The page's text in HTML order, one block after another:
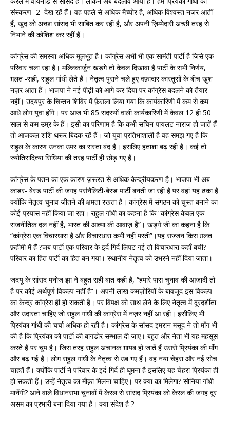
संस्करण -2 देख रहें हैं। वह पहले से अधिक मैच्योर है, अधिक विश्वस्त नज़र आतीं
हैं, खुद को अच्छा सांसद भी साबित कर रहीं है, और अपनी ज़िम्मेदारी अच्छी तरह से
निभाने की कोशिश कर रहीं हैं।
कांग्रेस की समस्या अधिक मूलभूत है। कांग्रेस अभी भी एक सामंती पार्टी है जिसे एक
परिवार चला रहा है। मल्लिकार्जुन खड़गे तो केवल दिखावा है पार्टी के सभी निर्णय,
ग़लत -सही, राहुल गांधी लेते हैं। नेतृत्व पुराने चले हुए वफ़ादार कारतूसों के बीच खुश
नज़र आता हैं। भाजपा ने नई पीढ़ी को आगे कर दिया पर कांग्रेस बदलने को तैयार
नहीं। उदयपुर के चिन्तन शिविर में फ़ैसला लिया गया कि कार्यकारिणी में कम से कम
आधे लोग युवा होंगे। पर आज भी 85 सदस्यों वाली कार्यकारिणी में केवल 12 ही 50
साल से कम उम्र के हैं। इसी का परिणाम है कि कभी सचिन पायलट नाराज़ हो जातें हैं
तो आजकल शशि थरूर बिदक रहें हैं। जो युवा प्रतिभाशाली है वह समझ गए है कि
राहुल के कारण उनका उपर का रास्ता बंद है। इसलिए हताशा बढ़ रही है। कई तो
ज्योतिरादित्या सिंधिया की तरह पार्टी ही छोड़ गए हैं।
कांग्रेस के पतन का एक कारण ज़रूरत से अधिक केन्द्रीयकरण है। भाजपा भी अब
काडर- बेस्ड पार्टी की जगह पर्सनैलिटी-बेस्ड पार्टी बनती जा रही है पर वहां यह ढका है
क्योंकि नेतृत्व चुनाव जीतने की क्षमता रखता है। कांग्रेस में संगठन को चुस्त बनाने का
कोई प्रयास नहीं किया जा रहा। राहुल गांधी का कहना है कि “कांग्रेस केवल एक
राजनीतिक दल नहीं है, भारत की आत्मा की आवाज़ है”। खड़गे जी का कहना है कि
“कांग्रेस एक विचारधारा है और विचारधारा कभी नहीं मरती”।यह सज्जन किस ग़लत
फ़हीमी में हैं ?जब पार्टी एक परिवार के इर्द गिर्द लिपट गई तो विचारधारा कहाँ बची?
परिवार का हित पार्टी का हित बन गया। स्थानीय नेतृत्व को उभरने नहीं दिया जाता।
जदयू के सांसद मनोज झा ने बहुत सही बात कही है, “हमारे पास चुनाव की आज़ादी तो
है पर कोई अर्थपूर्ण विकल्प नहीं है”। अपनी लाख कमज़ोरियों के बावजूद इस विकल्प
का केन्द्र कांग्रेस ही हो सकती है। पर विपक्ष को साथ लेने के लिए नेतृत्व में दूरदर्शीता
और उदारता चाहिए जो राहुल गांधी की कांग्रेस में नज़र नहीं आ रही। इसीलिए भी
प्रियंका गांधी की चर्चा अधिक हो रही है। कांग्रेस के सांसद इमरान मसूद ने तो माँग भी
की है कि प्रियंका को पार्टी की बागडोर सम्भाल दी जाए। बहुत और नेता भी यह महसूस
करते हैं पर चुप है। जिस तरह राहुल अचानक ग़ायब हो जातें हैं उससे प्रियंका की माँग
और बढ़ गई है। लोग राहुल गांधी के नेतृत्व से उब गए हैं। वह नया चेहरा और नई सोच
चाहतें हैं। क्योंकि पार्टी ने परिवार के इर्द-गिर्द ही घूमना है इसलिए यह चेहरा प्रियंका ही
हो सकती हैं। उन्हें नेतृत्व का मौक़ा मिलना चाहिए। पर क्या का मिलेगा? सोनिया गांधी
मानेंगीं? आने वाले विधानसभा चुनावों में केरल से सांसद प्रियंका को केरल की जगह दूर
असम का प्रभारी बना दिया गया है। क्या संदेश है ?